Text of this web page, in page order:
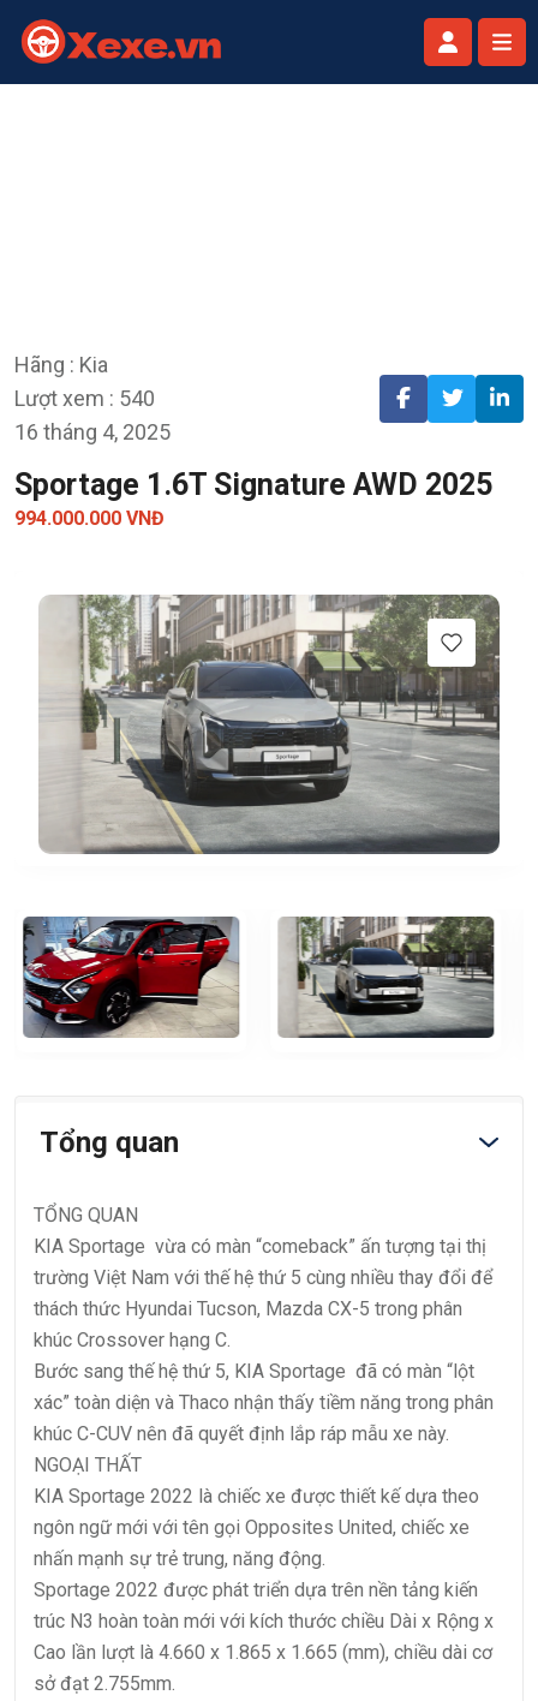
Hãng : Kia
Lượt xem : 540
16 tháng 4, 2025
Sportage 1.6T Signature AWD 2025
994.000.000 VNĐ
Tổng quan
TỔNG QUAN
KIA Sportage vừa có màn “comeback” ấn tượng tại thị
trường Việt Nam với thế hệ thứ 5 cùng nhiều thay đổi để
thách thức Hyundai Tucson, Mazda CX-5 trong phân
khúc Crossover hạng C.
Bước sang thế hệ thứ 5, KIA Sportage đã có màn “lột
xác” toàn diện và Thaco nhận thấy tiềm năng trong phân
khúc C-CUV nên đã quyết định lắp ráp mẫu xe này.
NGOẠI THẤT
KIA Sportage 2022 là chiếc xe được thiết kế dựa theo
ngôn ngữ mới với tên gọi Opposites United, chiếc xe
nhấn mạnh sự trẻ trung, năng động.
Sportage 2022 được phát triển dựa trên nền tảng kiến
trúc N3 hoàn toàn mới với kích thước chiều Dài x Rộng x
Cao lần lượt là 4.660 x 1.865 x 1.665 (mm), chiều dài cơ
sở đạt 2.755mm.